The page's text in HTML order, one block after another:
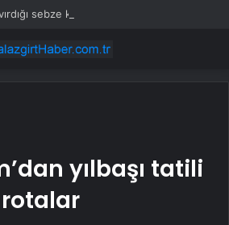
sebze kalbi korumaya alıyor
yılbaşı tatili